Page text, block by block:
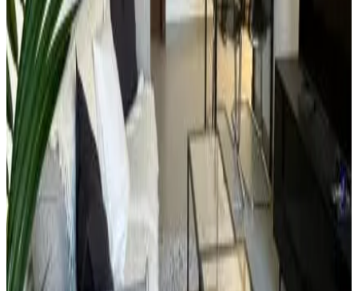
Sin desayuno
2 habitaciones & 2 baños
78 m²
Aire acondicionado
Cocina privada
TV de pantalla plana
Escoge las fechas para tu estancia para ver disponibilidad y precios
Fechas
Personas
Escoge las fechas de tu estancia
Esta reserva se confirma al momento a través de nuestro
socio Booking.com
No pagas ningún gasto de gestión